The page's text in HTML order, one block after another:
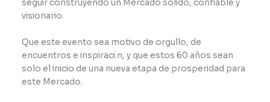
seguir construyendo un Mercado sólido, confiable y
visionario.
Que este evento sea motivo de orgullo, de
encuentros e inspiraci.n, y que estos 60 años sean
solo el inicio de una nueva etapa de prosperidad para
este Mercado.